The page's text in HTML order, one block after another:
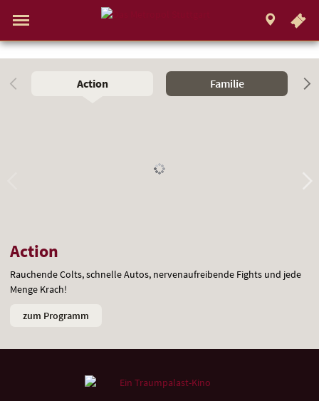
Springe
direkt
zum
Inhalt
,zum
Menü
.Navigation
und
Service
umschalten
Gehe
zur
Standortauswahl
Aktueller
Standort:
Weitere
Hinweis
Emotional
für
jede
Action Familie
Action
Rauchende Colts, schnelle Autos, nervenaufreibende Fights und jede
Menge Krach!
zum Programm
Navigationsmöglichkeiten